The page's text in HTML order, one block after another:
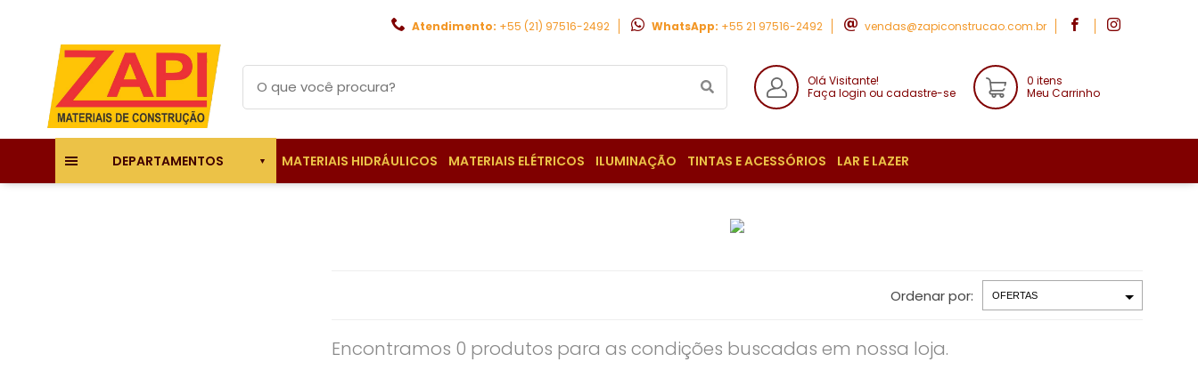
Atendimento: +55 (21) 97516-2492 WhatsApp: +55 21 97516-2492 vendas@zapiconstrucao.com.br
Olá Visitante!
Faça login ou cadastre-se
0 itens
Meu Carrinho
DEPARTAMENTOS MATERIAIS HIDRÁULICOS MATERIAIS ELÉTRICOS ILUMINAÇÃO TINTAS E ACESSÓRIOS LAR E LAZER
Ordenar por:
Encontramos 0 produtos para as condições buscadas em nossa loja.